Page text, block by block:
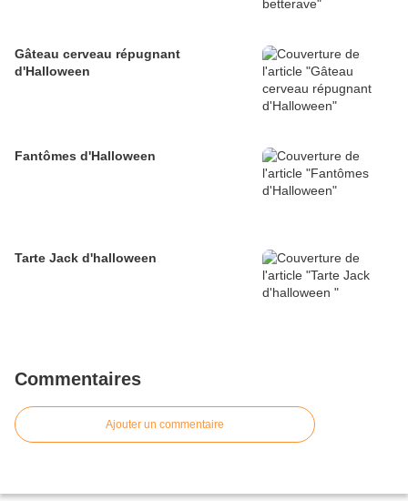
Gâteau cerveau répugnant
d'Halloween
Fantômes d'Halloween
Tarte Jack d'halloween
Commentaires
Ajouter un commentaire